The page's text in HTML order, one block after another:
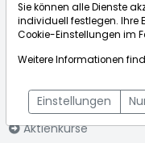
Electronics Inc.
[WKN: 855225 | ISIN:
US0427351004]
Aktienkurse
Sie können alle Dienste
individuell festlegen. Ihre
Cookie-Einstellungen im
Weitere Informationen
Einstellungen